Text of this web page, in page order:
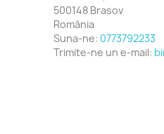
500148 Brasov
România
Suna-ne: 0773792233
Trimite-ne un e-mail: